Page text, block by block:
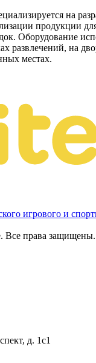
на
продукции
Оборудование
развлечений, на
местах.
игрового и
Все права защищены.
д. 1с1